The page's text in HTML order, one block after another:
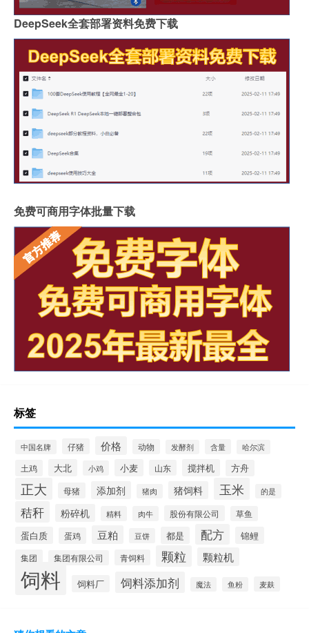
DeepSeek全套部署资料免费下载
免费可商用字体批量下载
标签
中国名牌 仔猪 价格 动物 发酵剂 含量 哈尔滨
土鸡 大北 小鸡 小麦 山东 搅拌机 方舟
正大 母猪 添加剂 猪肉 猪饲料 玉米 的是
秸秆 粉碎机 精料 肉牛 股份有限公司 草鱼
蛋白质 蛋鸡 豆粕 豆饼 都是 配方 锦鲤
集团 集团有限公司 青饲料 颗粒 颗粒机
饲料 饲料厂 饲料添加剂 魔法 鱼粉 麦麸